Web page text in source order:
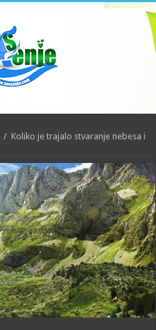
/ Koliko je trajalo stvaranje nebesa i